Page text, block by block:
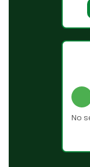
No